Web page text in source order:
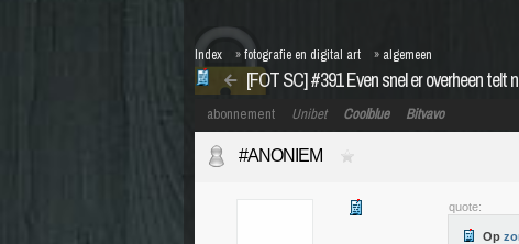
[FOT SC] #391 Even snel er overheen telt
Index »fotografie en digital art » algemeen
abonnement Unibet Coolblue Bitvavo
#ANONIEM
quote:
Op